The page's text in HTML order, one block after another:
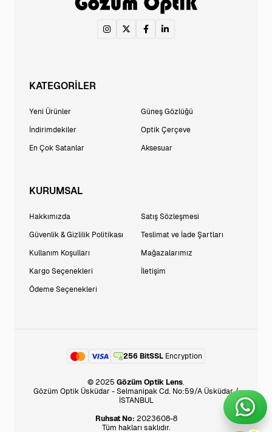
KATEGORİLER
Yeni Ürünler
İndirimdekiler
En Çok Satanlar
Güneş Gözlüğü
Optik Çerçeve
Aksesuar
KURUMSAL
Hakkımızda
Güvenlik & Gizlilik Politikası
Kullanım Koşulları
Kargo Seçenekleri
Ödeme Seçenekleri
Satış Sözleşmesi
Teslimat ve İade Şartları
Mağazalarımız
İletişim
256 BitSSL Encryption
© 2025 Gözüm Optik Lens.
Gözüm Optik Üsküdar - Selmanipak Cd. No:59/A Üsküdar /
İSTANBUL
Ruhsat No: 2023608-8
Tüm hakları saklıdır.